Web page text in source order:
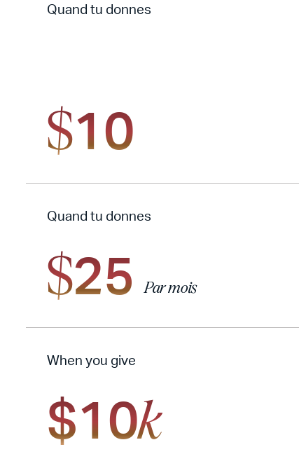
Quand tu donnes
$10
Quand tu donnes
$25 Par mois
When you give
$10k